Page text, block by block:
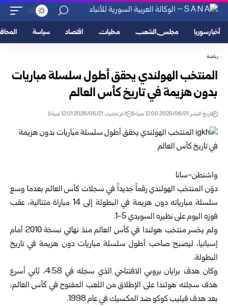
أخبار سوريا مجلس الشعب محليات اقتصاد سياسة
رياضة
المنتخب الهولندي يحقق أطول سلسلة مباريات
بدون هزيمة في تاريخ كأس العالم
تاريخ النشر: 2026/06/21 12:00 صباحًا اخر تحديث: 2026/06/21 12:01 صباحًا
واشنطن-سانا
دوّن المنتخب الهولندي رقماً جديداً في سجلات كأس العالم بعدما وسع
سلسلة ‏مبارياته ‏دون هزيمة في البطولة إلى 14 مباراة متتالية، عقب
فوزه اليوم على نظيره السويدي ‌‏5-‌‏1.‏
ولم يخسر منتخب هولندا في كأس العالم منذ نهائي نسخة 2010 أمام
إسبانيا، ليصبح ‌‏صاحب أطول سلسلة مباريات دون هزيمة في تاريخ
البطولة.‏
وكان هدف برايان بروبي ‏الافتتاحي الذي سجله في 4:58، ثاني أسرع
هدف سجلته هولندا على الإطلاق من اللعب ‏المفتوح في كأس العالم،
بعد هدف فيليب كوكو ضد المكسيك في عام 1998.‏